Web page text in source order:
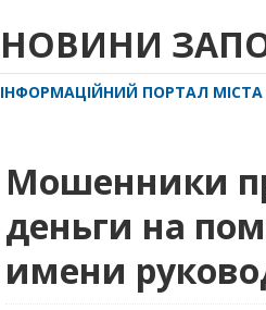
НОВИНИ
ІНФОРМАЦІЙНИЙ ПОРТАЛ
Мошенники
деньги на
имени